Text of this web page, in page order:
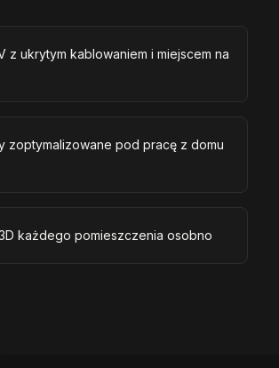
z ukrytym kablowaniem i miejscem na
zoptymalizowane pod pracę z domu
każdego pomieszczenia osobno